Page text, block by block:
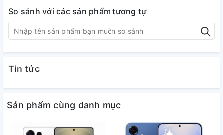
So sánh với các sản phẩm tương tự
Tin tức
Sản phẩm cùng danh mục